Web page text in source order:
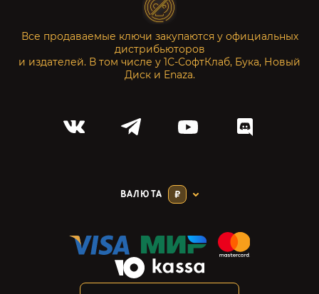
Все продаваемые ключи закупаются у официальных
дистрибьюторов
и издателей. В том числе у 1С-СофтКлаб, Бука, Новый
Диск и Enaza.
ВАЛЮТА ₽